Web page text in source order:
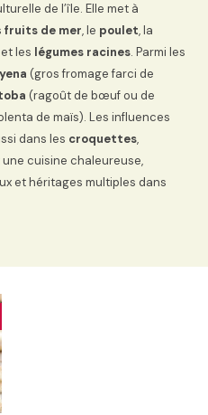
de l’île. Elle met à
fruits de mer, le poulet, la
et les légumes racines. Parmi les
(gros fromage farci de
(ragoût de bœuf ou de
de maïs). Les influences
dans les croquettes,
une cuisine chaleureuse,
et héritages multiples dans